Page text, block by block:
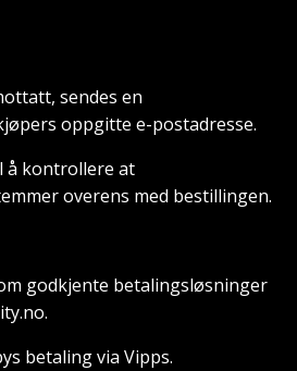
sendes en
oppgitte e-postadresse.
å kontrollere at
overens med bestillingen.
godkjente betalingsløsninger
.
betaling via Vipps.